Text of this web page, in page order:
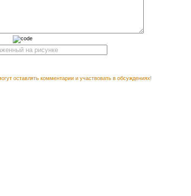
оставлять комментарии и участвовать в обсуждениях!